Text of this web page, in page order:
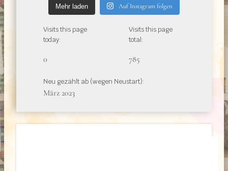
Mehr laden Auf Instagram folgen
Visits this page
today:
0
Visits this page
total:
785
Neu gezählt ab (wegen Neustart):
März 2023